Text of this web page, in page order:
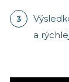
a